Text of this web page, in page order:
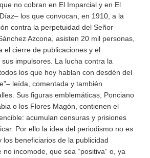
no cobran en El Imparcial y en El
los que convocan, en 1910, a la
contra la perpetuidad del Señor
Azcona, asisten 20 mil personas,
el cierre de publicaciones y el
impulsores. La lucha contra la
los que hoy hablan con desdén del
leída, comentada y también
Sus figuras emblemáticas, Ponciano
o los Flores Magón, contienen el
acumulan censuras y prisiones
Por ello la idea del periodismo no es
los beneficiarios de la publicidad
incomode, que sea “positiva” o, ya